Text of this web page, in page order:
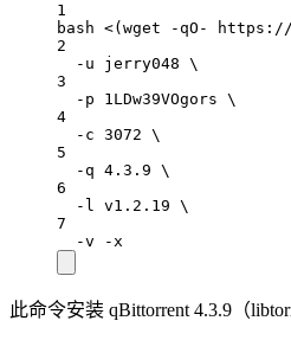
1
bash <( wget -qO- https://
2
-u
jerry048 \
3
-p
1LDw39VOgors \
4
-c 3072 \
5
-q 4.3.9 \
6
-l v1.2.19 \
7
-v
-x
此命令安装 qBittorrent 4.3.9（